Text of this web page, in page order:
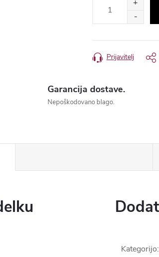
Garancija dostave.
Nepoškodovano blago.
Kategorijo: